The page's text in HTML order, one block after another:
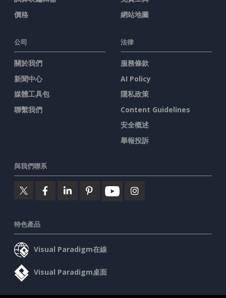
價格
網站地圖
公司
關於我們
新聞中心
媒體工具包
聯繫我們
法律
服務條款
AI Policy
隱私政策
Content Guidelines
安全概述
舉報投訴
與我們聯系
特色產品
Visual Paradigm在線
Visual Paradigm桌面